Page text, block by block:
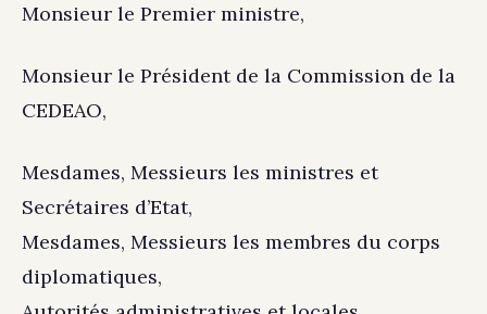
Monsieur le Premier ministre,
Monsieur le Président de la Commission de la
CEDEAO,
Mesdames, Messieurs les ministres et
Secrétaires d’Etat,
Mesdames, Messieurs les membres du corps
diplomatiques,